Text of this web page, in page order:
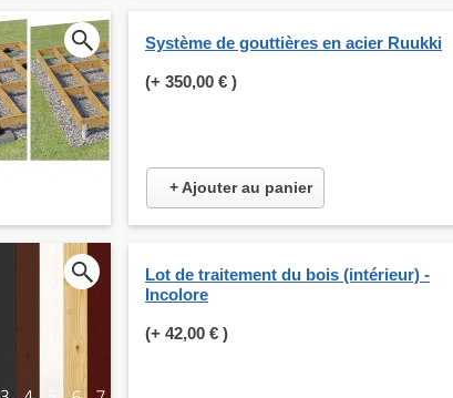
Système de gouttières en acier Ruukki
(+ 350,00 € )
+ Ajouter au panier
Lot de traitement du bois (intérieur) -
Incolore
(+ 42,00 € )